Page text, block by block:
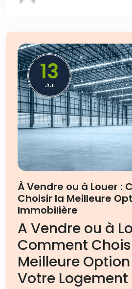
13
Juil
À Vendre ou à Louer :
Choisir la Meilleure
Immobilière
A Vendre ou à
Comment
Meilleure
Votre Logement